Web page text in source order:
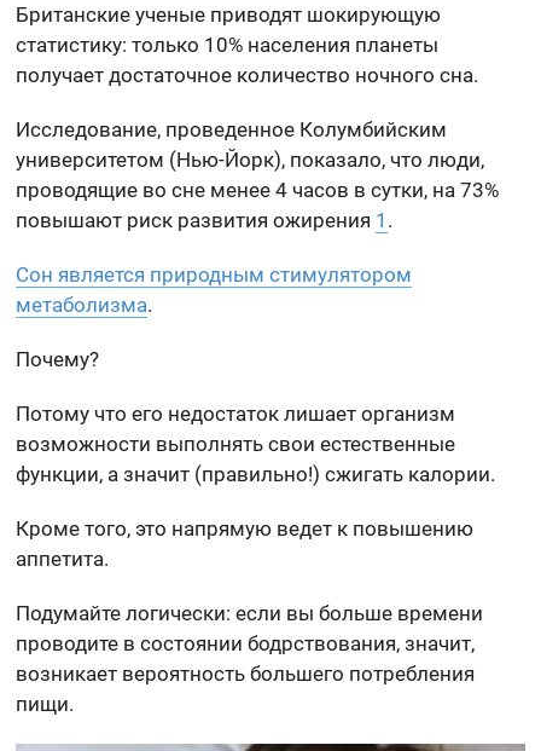
Британские ученые приводят шокирующую
статистику: только 10% населения планеты
получает достаточное количество ночного сна.
Исследование, проведенное Колумбийским
университетом (Нью-Йорк), показало, что люди,
проводящие во сне менее 4 часов в сутки, на 73%
повышают риск развития ожирения 1 .
Сон является природным стимулятором
метаболизма.
Почему?
Потому что его недостаток лишает организм
возможности выполнять свои естественные
функции, а значит (правильно!) сжигать калории.
Кроме того, это напрямую ведет к повышению
аппетита.
Подумайте логически: если вы больше времени
проводите в состоянии бодрствования, значит,
возникает вероятность большего потребления
пищи.